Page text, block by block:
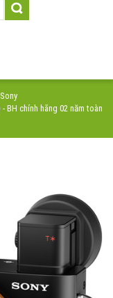
Sony
BH chính hãng 02 năm toàn